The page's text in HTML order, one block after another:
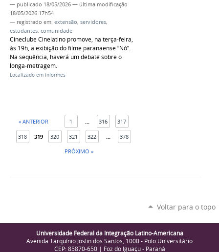
— publicado 18/05/2026 — última modificação
18/05/2026 17h54
— registrado em: extensão, servidores,
estudantes, comunidade
Cineclube Cinelatino promove, na terça-feira,
às 19h, a exibição do filme paranaense “Nó”.
Na sequência, haverá um debate sobre o
longa-metragem.
Localizado em Informes
« ANTERIOR 1 316 317
318 319 320 321 322
378
PRÓXIMO »
Voltar para o topo
Universidade Federal da Integração Latino-Americana
Avenida Tarquínio Joslin dos Santos, 1000 - Polo Universitário
CEP: 85870-650 | Foz do Iguaçu - Paraná